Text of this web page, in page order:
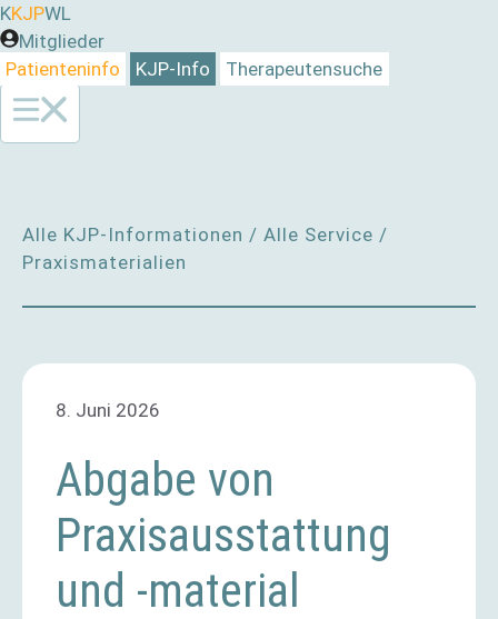
Zum
Inhalt
springen
KKJPWL
Mitglieder
Patienteninfo
KJP-Info Therapeutensuche
Alle KJP-Informationen / Alle Service /
Praxismaterialien
8. Juni 2026
Abgabe von
Praxisausstattung
und -material